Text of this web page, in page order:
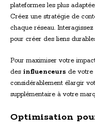
plateformes les plus
Créez une stratégie de
chaque réseau.
pour créer des liens
Pour maximiser votre
des influenceurs de votre
considérablement élargir
supplémentaire à votre
Optimisation